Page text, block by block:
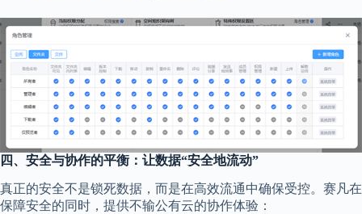
四、安全与协作的平衡：让数据“安全地流动”
真正的安全不是锁死数据，而是在高效流通中确保受控。赛凡在
保障安全的同时，提供不输公有云的协作体验：